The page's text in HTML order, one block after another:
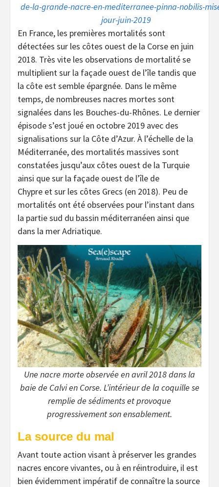
de-la-grande-nacre-en-mediterranee-pinna-nobilis-
jour-juin-2019
En France, les premières mortalités sont
détectées sur les côtes ouest de la Corse en juin
2018. Très vite les observations de mortalité se
multiplient sur la façade ouest de l’île tandis que
la côte est semble épargnée. Dans le même
temps, de nombreuses nacres mortes sont
signalées dans les Bouches-du-Rhônes. Le dernier
épisode s’est joué en octobre 2019 avec des
signalisations sur la Côte d’Azur. À l’échelle de la
Méditerranée, des mortalités massives sont
constatées jusqu’aux côtes ouest de la Turquie
ainsi que sur la façade ouest de l’île de
Chypre et sur les côtes Grecs (en 2018). Peu de
mortalités ont été observées pour l’instant dans
la partie sud du bassin méditerranéen ainsi que
dans la mer Adriatique.
Une nacre morte observée en avril 2018 dans la
baie de Calvi en Corse. L’intérieur de la coquille se
remplie de sédiments et provoque
progressivement son ensablement.
La source du mal
Avant toute action visant à préserver les grandes
nacres encore vivantes, ou à en réintroduire, il est
bien évidemment impératif de connaître la source